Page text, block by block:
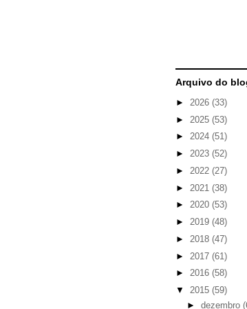
Arquivo do
► 2026 (33)
► 2025 (53)
► 2024 (51)
► 2023 (52)
► 2022 (27)
► 2021 (38)
► 2020 (53)
► 2019 (48)
► 2018 (47)
► 2017 (61)
► 2016 (58)
▼ 2015 (59)
► dezembro